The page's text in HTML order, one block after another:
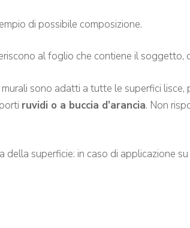
di possibile composizione.
al foglio che contiene il soggetto,
sono adatti a tutte le superfici
ruvidi o a buccia d’arancia. Non
della superficie: in caso di applicazione